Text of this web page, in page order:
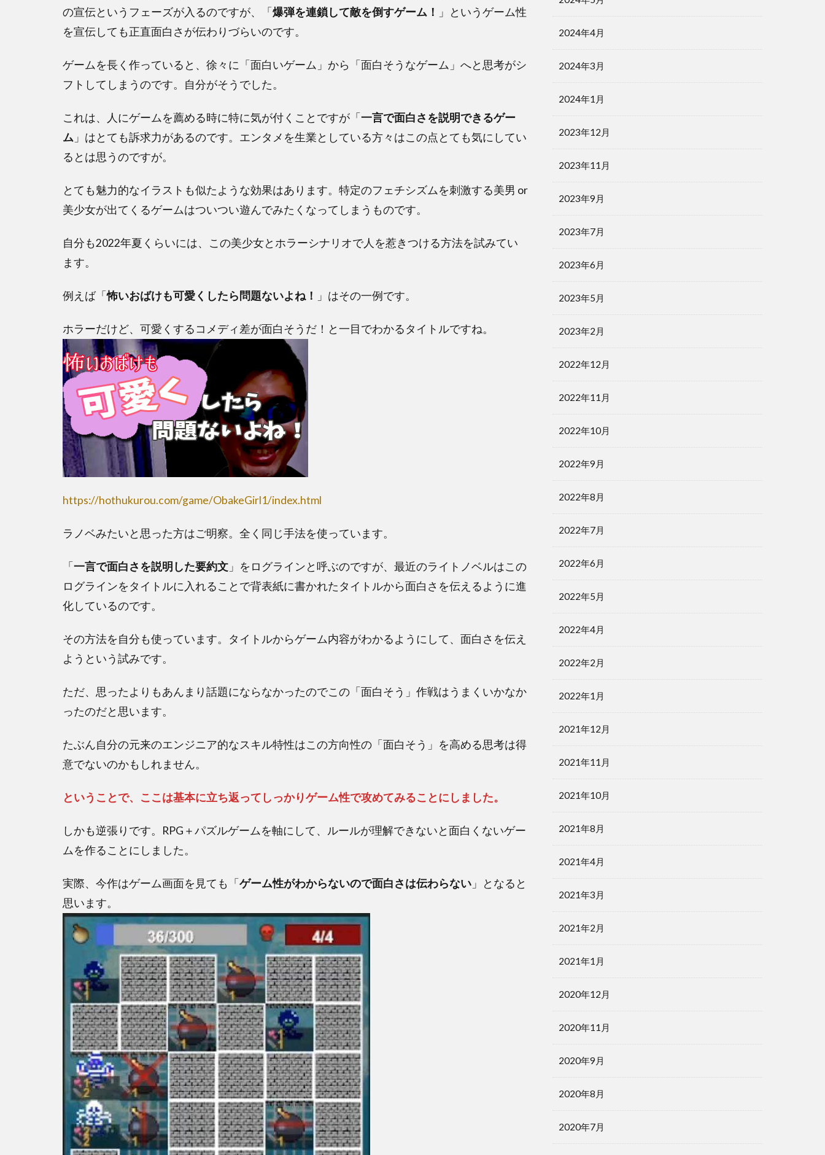
の宣伝というフェーズが入るのですが、「 爆弾を連鎖して敵を倒すゲーム！
」というゲーム性
を宣伝しても正直面白さが伝わりづらいのです。
ゲームを長く作っていると、徐々に「面白いゲーム」から「面白そうなゲーム」へと思考がシ
フトしてしまうのです。自分がそうでした。
これは、人にゲームを薦める時に特に気が付くことですが「 一言で面白さを説明できるゲー
ム 」はとても訴求力があるのです。エンタメを生業としている方々はこの点とても気にしてい
るとは思うのですが。
とても魅力的なイラストも似たような効果はあります。特定のフェチシズムを刺激する美男 or
美少女が出てくるゲームはついつい遊んでみたくなってしまうものです。
自分も2022年夏くらいには、この美少女とホラーシナリオで人を惹きつける方法を試みてい
ます。
例えば「怖いおばけも可愛くしたら問題ないよね！ 」はその一例です。
ホラーだけど、可愛くするコメディ差が面白そうだ！と一目でわかるタイトルですね。
https://hothukurou.com/game/ObakeGirl1/index.html
ラノベみたいと思った方はご明察。全く同じ手法を使っています。
「 一言で面白さを説明した要約文 」をログラインと呼ぶのですが、最近のライトノベルはこの
ログラインをタイトルに入れることで背表紙に書かれたタイトルから面白さを伝えるように進
化しているのです。
その方法を自分も使っています。タイトルからゲーム内容がわかるようにして、面白さを伝え
ようという試みです。
ただ、思ったよりもあんまり話題にならなかったのでこの「面白そう」作戦はうまくいかなか
ったのだと思います。
たぶん自分の元来のエンジニア的なスキル特性はこの方向性の「面白そう」を高める思考は得
意でないのかもしれません。
ということで、ここは基本に立ち返ってしっかりゲーム性で攻めてみることにしました。
しかも逆張りです。RPG＋パズルゲームを軸にして、ルールが理解できないと面白くないゲー
ムを作ることにしました。
実際、今作はゲーム画面を見ても「 ゲーム性がわからないので面白さは伝わらない 」となると
思います。
2024年4月
2024年3月
2024年1月
2023年12月
2023年11月
2023年9月
2023年7月
2023年6月
2023年5月
2023年2月
2022年12月
2022年11月
2022年10月
2022年9月
2022年8月
2022年7月
2022年6月
2022年5月
2022年4月
2022年2月
2022年1月
2021年12月
2021年11月
2021年10月
2021年8月
2021年4月
2021年3月
2021年2月
2021年1月
2020年12月
2020年11月
2020年9月
2020年8月
2020年7月